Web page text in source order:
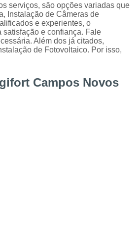
Manutenção de Energia Solar Curitiba
Projeto e Instalação de SPDA
de Intrusão BOSCH
Alarme
de Segurança Eletrônica Curitiba
Instalação
e Configuração de Sistema para
serviços, são opções variadas que
Instalação de Câmeras de
e experientes, o
e confiança. Fale
Além dos já citados,
de Fotovoltaico. Por isso,
Campos Novos